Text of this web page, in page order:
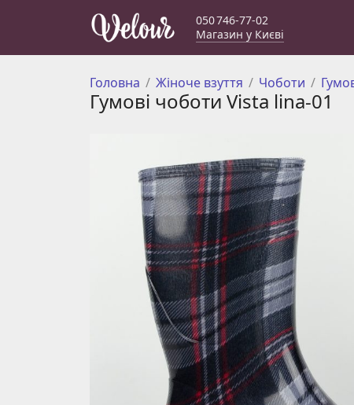
050 746-77-02
Магазин у Києві
Головна Жіноче взуття Чоботи
Гумові чоботи Vista lina-01